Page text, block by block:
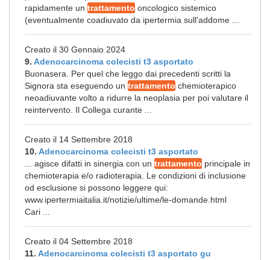
rapidamente un trattamento oncologico sistemico
(eventualmente coadiuvato da ipertermia sull'addome ...
Creato il 30 Gennaio 2024
9. Adenocarcinoma colecisti t3 asportato
Buonasera. Per quel che leggo dai precedenti scritti la
Signora sta eseguendo un trattamento chemioterapico
neoadiuvante volto a ridurre la neoplasia per poi valutare il
reintervento. Il Collega curante ...
Creato il 14 Settembre 2018
10. Adenocarcinoma colecisti t3 asportato
... agisce difatti in sinergia con un trattamento principale in
chemioterapia e/o radioterapia. Le condizioni di inclusione
od esclusione si possono leggere qui:
www.ipertermiaitalia.it/notizie/ultime/le-domande.html
Cari ...
Creato il 04 Settembre 2018
11. Adenocarcinoma colecisti t3 asportato gu